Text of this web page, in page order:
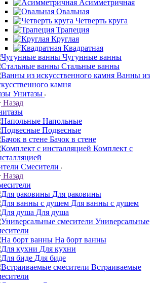
Асимметричная
Овальная
Четверть круга
Трапеция
Круглая
Квадратная
Чугунные ванны
Стальные ванны
Ванны из
камня
Унитазы
Назад
Напольные
Подвесные
Бачок в стене
Комплект с
Смесители
Назад
Для раковины
Для ванны с душем
Для душа
Универсальные
На борт ванны
Для кухни
Для биде
Встраиваемые